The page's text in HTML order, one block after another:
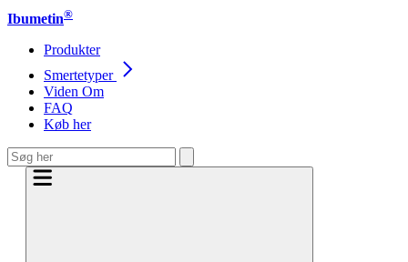
Ibumetin®
Produkter
Smertetyper
Viden Om
FAQ
Køb her